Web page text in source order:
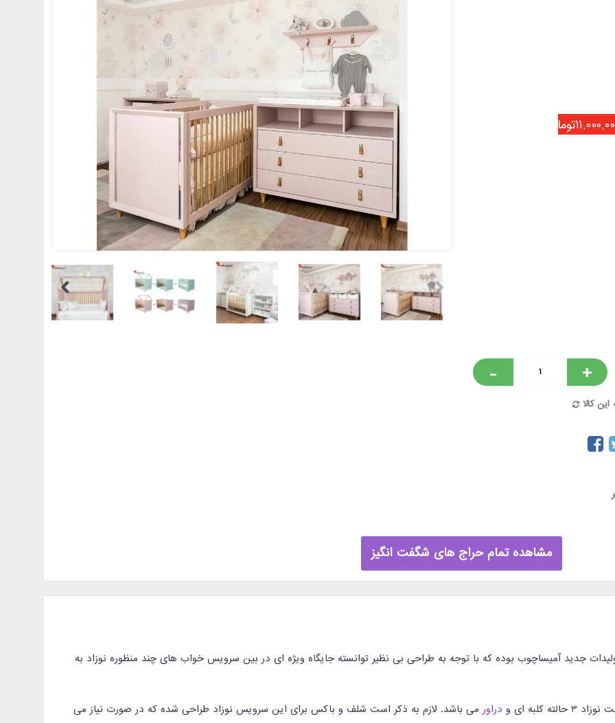
- +
کالا
مشاهده تمام حراج های شگفت انگیز
جدید آمیساچوب بوده که با توجه به طراحی بی نظیر توانسته جایگاه ویژه ای در بین سرویس خواب های چند منظوره نوزاد به
ای و
دراور می باشد. لازم به ذکر است شلف و باکس برای این سرویس نوزاد طراحی شده که در صورت نیاز می